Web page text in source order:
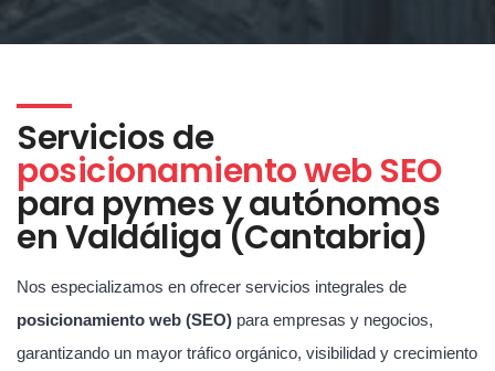
Servicios de
posicionamiento web SEO
para pymes y autónomos
en Valdáliga (Cantabria)
Nos especializamos en ofrecer servicios integrales de
posicionamiento web (SEO) para empresas y negocios,
garantizando un mayor tráfico orgánico, visibilidad y crecimiento